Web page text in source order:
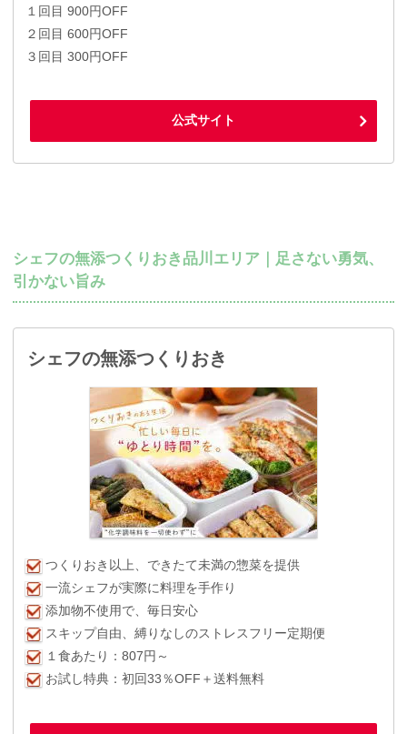
１回目 900円OFF
２回目 600円OFF
３回目 300円OFF
公式サイト
シェフの無添つくりおき品川エリア｜足さない勇気、
引かない旨み
シェフの無添つくりおき
つくりおき以上、できたて未満の惣菜を提供
一流シェフが実際に料理を手作り
添加物不使用で、毎日安心
スキップ自由、縛りなしのストレスフリー定期便
１食あたり：807円～
お試し特典：初回33％OFF＋送料無料